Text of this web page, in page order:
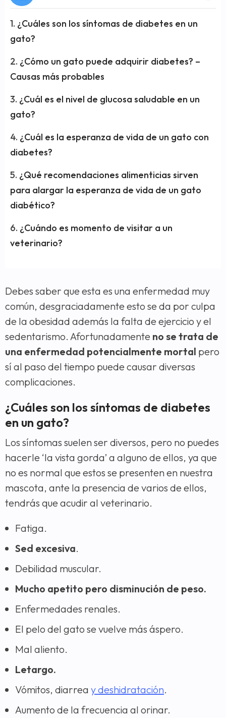
¿Cuáles son los síntomas de diabetes en un
gato?
¿Cómo un gato puede adquirir diabetes? –
Causas más probables
¿Cuál es el nivel de glucosa saludable en un
gato?
¿Cuál es la esperanza de vida de un gato con
diabetes?
¿Qué recomendaciones alimenticias sirven
para alargar la esperanza de vida de un gato
diabético?
¿Cuándo es momento de visitar a un
veterinario?
Debes saber que esta es una enfermedad muy
común, desgraciadamente esto se da por culpa
de la obesidad además la falta de ejercicio y el
sedentarismo. Afortunadamente no se trata de
una enfermedad potencialmente mortal pero
sí al paso del tiempo puede causar diversas
complicaciones.
¿Cuáles son los síntomas de diabetes
en un gato?
Los síntomas suelen ser diversos, pero no puedes
hacerle ‘la vista gorda’ a alguno de ellos, ya que
no es normal que estos se presenten en nuestra
mascota, ante la presencia de varios de ellos,
tendrás que acudir al veterinario.
Fatiga.
Sed excesiva.
Debilidad muscular.
Mucho apetito pero disminución de peso.
Enfermedades renales.
El pelo del gato se vuelve más áspero.
Mal aliento.
Letargo.
Vómitos, diarrea y deshidratación.
Aumento de la frecuencia al orinar.